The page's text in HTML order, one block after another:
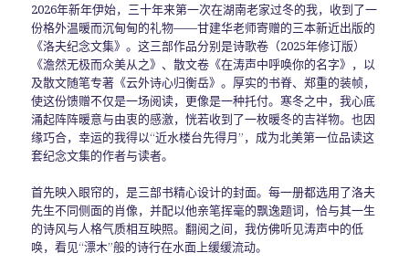
2026年新年伊始，三十年来第一次在湖南老家过冬的我，收到了一
份格外温暖而沉甸甸的礼物——甘建华老师寄赠的三本新近出版的
《洛夫纪念文集》。这三部作品分别是诗歌卷（2025年修订版）
《澹然无极而众美从之》、散文卷《在涛声中呼唤你的名字》，以
及散文随笔专著《云外诗心归衡岳》。厚实的书脊、郑重的装帧，
使这份馈赠不仅是一场阅读，更像是一种托付。寒冬之中，我心底
涌起阵阵暖意与由衷的感激，恍若收到了一枚暖冬的吉祥物。也因
缘巧合，幸运的我得以“近水楼台先得月”，成为北美第一位品读这
套纪念文集的作者与读者。
首先映入眼帘的，是三部书精心设计的封面。每一册都选用了洛夫
先生不同侧面的肖像，并配以他亲笔挥毫的飘逸题词，恰与其一生
的诗风与人格气质相互映照。翻阅之间，我仿佛听见涛声中的低
唤，看见“漂木”般的诗行在水面上缓缓流动。